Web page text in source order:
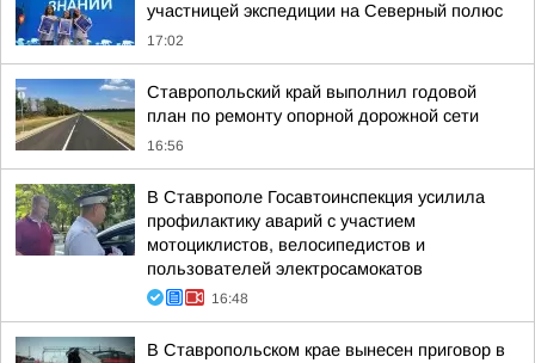
участницей экспедиции на Северный полюс
17:02
Ставропольский край выполнил годовой
план по ремонту опорной дорожной сети
16:56
В Ставрополе Госавтоинспекция усилила
профилактику аварий с участием
мотоциклистов, велосипедистов и
пользователей электросамокатов
16:48
В Ставропольском крае вынесен приговор в